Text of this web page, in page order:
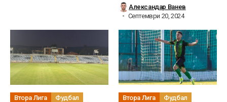
Александар Ванев
Септември 20, 2024
Втора Лига Фудбал Втора Лига Фудбал